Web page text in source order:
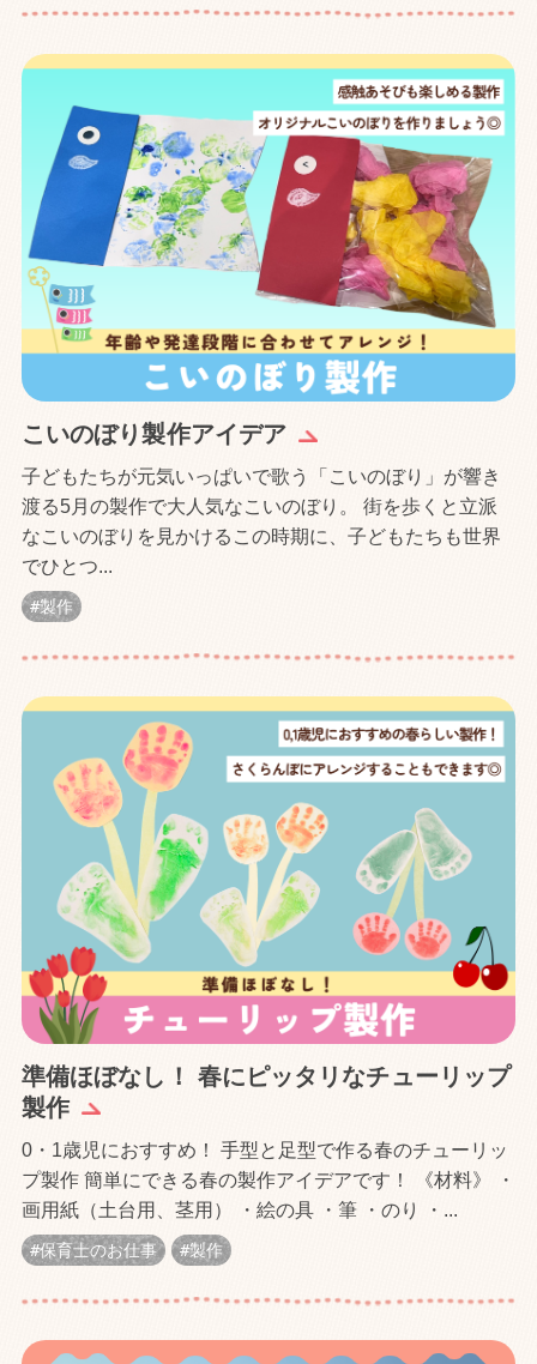
こいのぼり製作アイデア
子どもたちが元気いっぱいで歌う「こいのぼり」が響き
渡る5月の製作で大人気なこいのぼり。 街を歩くと立派
なこいのぼりを見かけるこの時期に、子どもたちも世界
でひとつ...
製作
準備ほぼなし！ 春にピッタリなチューリップ
製作
0・1歳児におすすめ！ 手型と足型で作る春のチューリッ
プ製作 簡単にできる春の製作アイデアです！ 《材料》 ・
画用紙（土台用、茎用） ・絵の具 ・筆 ・のり ・...
保育士のお仕事 製作